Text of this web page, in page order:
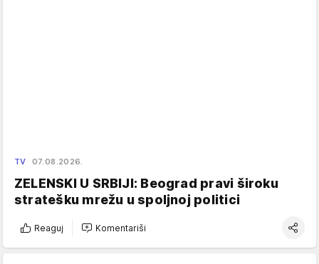
TV 07.08.2026.
ZELENSKI U SRBIJI: Beograd pravi široku
stratešku mrežu u spoljnoj politici
Reaguj Komentariši